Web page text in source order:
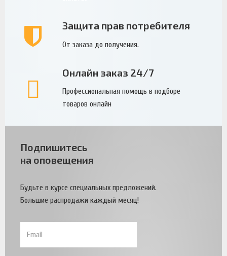
Защита прав потребителя
От заказа до получения.
Онлайн заказ 24/7
Профессиональная помощь в подборе
товаров онлайн
Подпишитесь
на оповещения
Будьте в курсе специальных предложений.
Большие распродажи каждый месяц!